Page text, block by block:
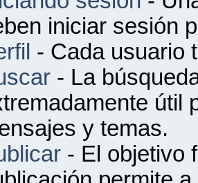
iniciar sesión
- Cada usuario
- La
útil
y temas.
- El objetivo